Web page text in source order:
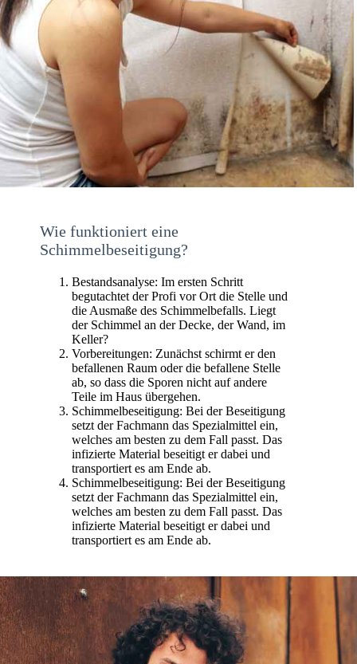
Wie funktioniert eine
Schimmelbeseitigung?
Bestandsanalyse: Im ersten Schritt
begutachtet der Profi vor Ort die Stelle und
die Ausmaße des Schimmelbefalls. Liegt
der Schimmel an der Decke, der Wand, im
Keller?
Vorbereitungen: Zunächst schirmt er den
befallenen Raum oder die befallene Stelle
ab, so dass die Sporen nicht auf andere
Teile im Haus übergehen.
Schimmelbeseitigung: Bei der Beseitigung
setzt der Fachmann das Spezialmittel ein,
welches am besten zu dem Fall passt. Das
infizierte Material beseitigt er dabei und
transportiert es am Ende ab.
Schimmelbeseitigung: Bei der Beseitigung
setzt der Fachmann das Spezialmittel ein,
welches am besten zu dem Fall passt. Das
infizierte Material beseitigt er dabei und
transportiert es am Ende ab.